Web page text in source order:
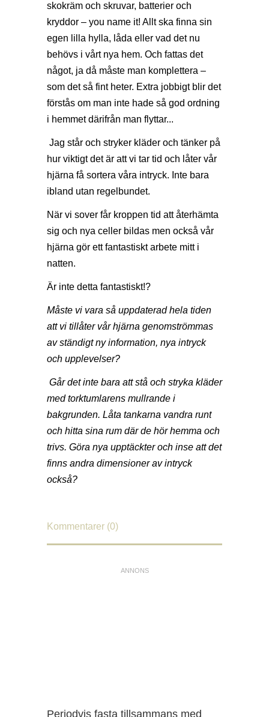
skokräm och skruvar, batterier och
kryddor – you name it! Allt ska finna sin
egen lilla hylla, låda eller vad det nu
behövs i vårt nya hem. Och fattas det
något, ja då måste man komplettera –
som det så fint heter. Extra jobbigt blir det
förstås om man inte hade så god ordning
i hemmet därifrån man flyttar...
Jag står och stryker kläder och tänker på
hur viktigt det är att vi tar tid och låter vår
hjärna få sortera våra intryck. Inte bara
ibland utan regelbundet.
När vi sover får kroppen tid att återhämta
sig och nya celler bildas men också vår
hjärna gör ett fantastiskt arbete mitt i
natten.
Är inte detta fantastiskt!?
Måste vi vara så uppdaterad hela tiden
att vi tillåter vår hjärna genomströmmas
av ständigt ny information, nya intryck
och upplevelser?
Går det inte bara att stå och stryka kläder
med torktumlarens mullrande i
bakgrunden. Låta tankarna vandra runt
och hitta sina rum där de hör hemma och
trivs. Göra nya upptäckter och inse att det
finns andra dimensioner av intryck
också?
Kommentarer (0)
Periodvis fasta tillsammans med